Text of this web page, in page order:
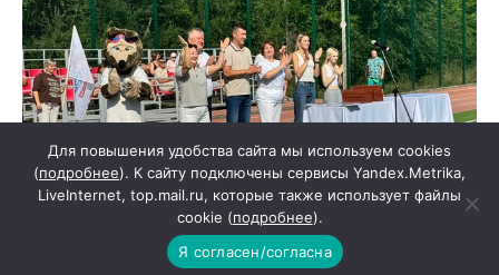
Для повышения удобства сайта мы используем cookies
(подробнее). К сайту подключены сервисы Yandex.Metrika,
LiveInternet, top.mail.ru, которые также использует файлы
cookie (подробнее).
Я согласен/согласна